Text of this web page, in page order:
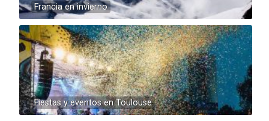
Francia en invierno
Fiestas y eventos en Toulouse